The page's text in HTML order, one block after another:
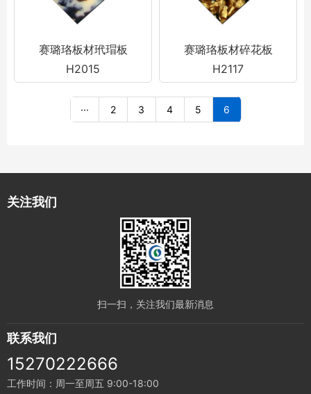
赛璐珞板材玳瑁板
H2015
赛璐珞板材碎花板
H2117
··· 2 3 4 5 6
关注我们
扫一扫，关注我们最新消息
联系我们
15270222666
工作时间：周一至周五 9:00-18:00